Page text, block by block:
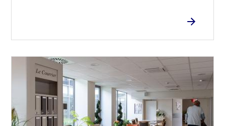
Voir les prix et prestations
Mis à jour le : 11/03/2026
EHPAD La Filature
Adresse
26 allée Nathan Katz
68100-Mulhouse